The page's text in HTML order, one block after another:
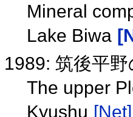
Mineral
Lake Biwa
1989: 筑後平
The upper
Kyushu [Net]